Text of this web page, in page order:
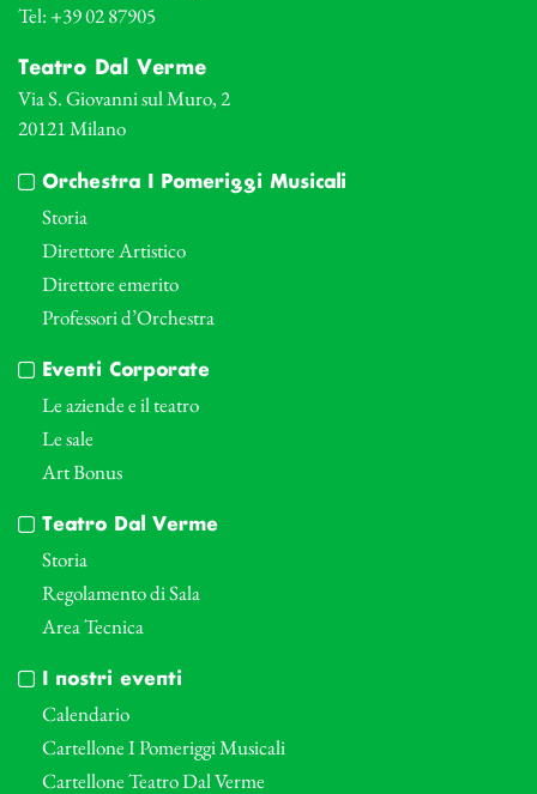
Tel: +39 02 87905
Teatro Dal Verme
Via S. Giovanni sul Muro, 2
20121 Milano
Orchestra I Pomeriggi Musicali
Storia
Direttore Artistico
Direttore emerito
Professori d’Orchestra
Eventi Corporate
Le aziende e il teatro
Le sale
Art Bonus
Teatro Dal Verme
Storia
Regolamento di Sala
Area Tecnica
I nostri eventi
Calendario
Cartellone I Pomeriggi Musicali
Cartellone Teatro Dal Verme